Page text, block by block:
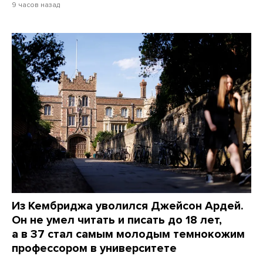
9 часов назад
Из Кембриджа уволился Джейсон Ардей.
Он не умел читать и писать до 18 лет,
а в 37 стал самым молодым темнокожим
профессором в университете